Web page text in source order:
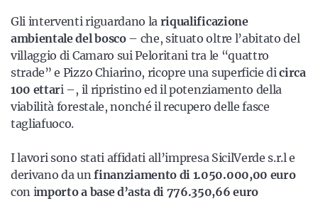
Gli interventi riguardano la riqualificazione
ambientale del bosco– che, situato oltre l’abitato del
villaggio di Camaro sui Peloritani tra le “quattro
strade” e Pizzo Chiarino, ricopre una superficie dicirca
100 ettari –, il ripristino ed il potenziamento della
viabilità forestale, nonché il recupero delle fasce
tagliafuoco.
I lavori sono stati affidati all’impresa SicilVerde s.r.l e
derivano da unfinanziamento di 1.050.000,00 euro
con importo a base d’asta di 776.350,66 euro